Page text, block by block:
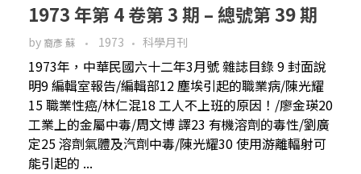
1973 年第 4 卷第 3 期 – 總號第 39 期
by 裔彥 蘇 1973 科學月刊
1973年，中華民國六十二年3月號 雜誌目錄 9 封面說
明9 編輯室報告/編輯部12 塵埃引起的職業病/陳光耀
15 職業性癌/林仁混18 工人不上班的原因！/廖金瑛20
工業上的金屬中毒/周文博 譯23 有機溶劑的毒性/劉廣
定25 溶劑氣體及汽劑中毒/陳光耀30 使用游離輻射可
能引起的 ...